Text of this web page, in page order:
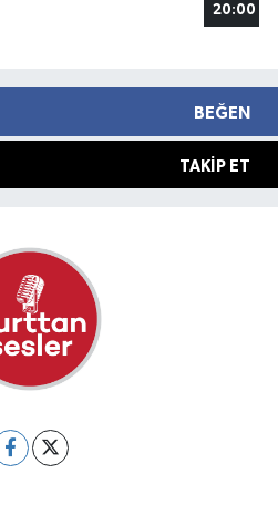
20:00
BEĞEN
TAKIP ET